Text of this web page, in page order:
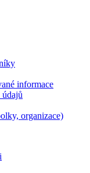
informace
údajů
organizace)